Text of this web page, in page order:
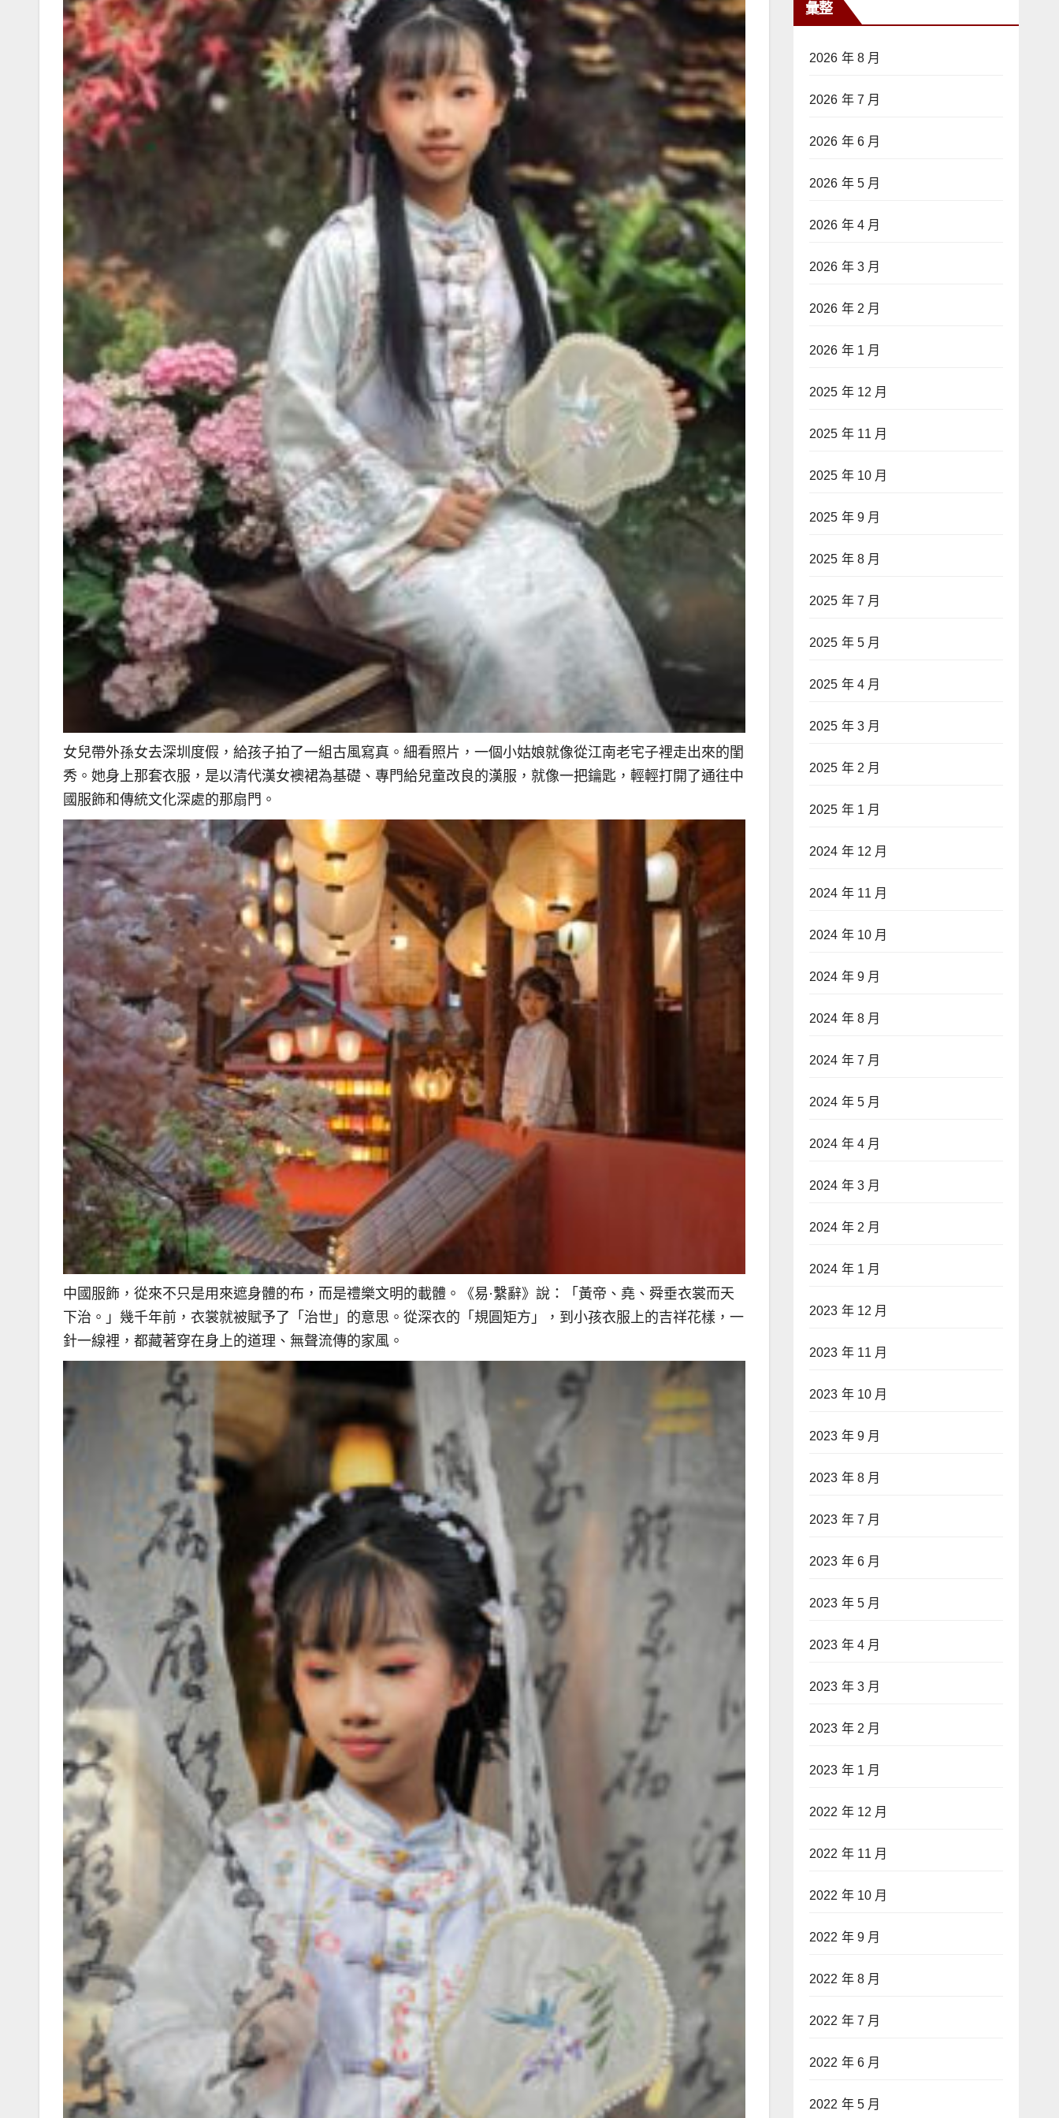
女兒帶外孫女去深圳度假，給孩子拍了一組古風寫真。細看照片，一個小姑娘就像從江南老宅子裡走出來的閨
秀。她身上那套衣服，是以清代漢女襖裙為基礎、專門給兒童改良的漢服，就像一把鑰匙，輕輕打開了通往中
國服飾和傳統文化深處的那扇門。
中國服飾，從來不只是用來遮身體的布，而是禮樂文明的載體。《易·繫辭》說：「黃帝、堯、舜垂衣裳而天
下治。」幾千年前，衣裳就被賦予了「治世」的意思。從深衣的「規圓矩方」，到小孩衣服上的吉祥花樣，一
針一線裡，都藏著穿在身上的道理、無聲流傳的家風。
彙整
2026 年 8 月
2026 年 7 月
2026 年 6 月
2026 年 5 月
2026 年 4 月
2026 年 3 月
2026 年 2 月
2026 年 1 月
2025 年 12 月
2025 年 11 月
2025 年 10 月
2025 年 9 月
2025 年 8 月
2025 年 7 月
2025 年 5 月
2025 年 4 月
2025 年 3 月
2025 年 2 月
2025 年 1 月
2024 年 12 月
2024 年 11 月
2024 年 10 月
2024 年 9 月
2024 年 8 月
2024 年 7 月
2024 年 5 月
2024 年 4 月
2024 年 3 月
2024 年 2 月
2024 年 1 月
2023 年 12 月
2023 年 11 月
2023 年 10 月
2023 年 9 月
2023 年 8 月
2023 年 7 月
2023 年 6 月
2023 年 5 月
2023 年 4 月
2023 年 3 月
2023 年 2 月
2023 年 1 月
2022 年 12 月
2022 年 11 月
2022 年 10 月
2022 年 9 月
2022 年 8 月
2022 年 7 月
2022 年 6 月
2022 年 5 月